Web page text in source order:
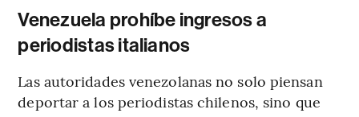
Venezuela prohíbe ingresos a
periodistas italianos
Las autoridades venezolanas no solo piensan
deportar a los periodistas chilenos, sino que